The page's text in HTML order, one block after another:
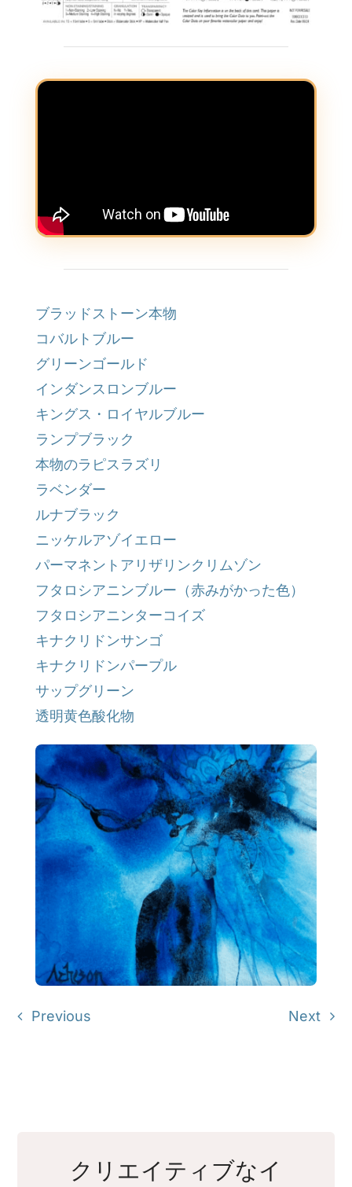
ブラッドストーン本物
コバルトブルー
グリーンゴールド
インダンスロンブルー
キングス・ロイヤルブルー
ランプブラック
本物のラピスラズリ
ラベンダー
ルナブラック
ニッケルアゾイエロー
パーマネントアリザリンクリムゾン
フタロシアニンブルー（赤みがかった色）
フタロシアニンターコイズ
キナクリドンサンゴ
キナクリドンパープル
サップグリーン
透明黄色酸化物
Previous Next
クリエイティブなイ